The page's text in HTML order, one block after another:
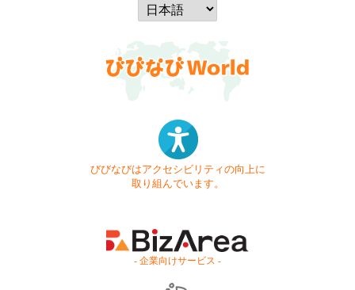
びびなびはアクセシビリティの向上に
取り組んでいます。
- 企業向けサービス -